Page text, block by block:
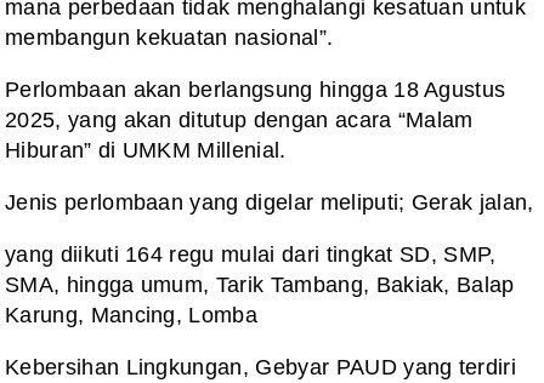
mana perbedaan tidak menghalangi kesatuan untuk
membangun kekuatan nasional”.
Perlombaan akan berlangsung hingga 18 Agustus
2025, yang akan ditutup dengan acara “Malam
Hiburan” di UMKM Millenial.
Jenis perlombaan yang digelar meliputi; Gerak jalan,
yang diikuti 164 regu mulai dari tingkat SD, SMP,
SMA, hingga umum, Tarik Tambang, Bakiak, Balap
Karung, Mancing, Lomba
Kebersihan Lingkungan, Gebyar PAUD yang terdiri